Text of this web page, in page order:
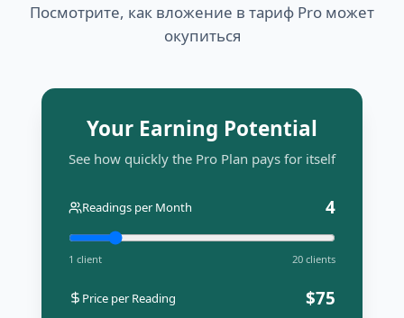
Посмотрите, как вложение в тариф Pro может
окупиться
Your Earning Potential
See how quickly the Pro Plan pays for itself
Readings per Month 4
1 client 20 clients
Price per Reading $75